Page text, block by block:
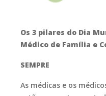
Os 3 pilares do Dia
Médico de Família e
SEMPRE
As médicas e os